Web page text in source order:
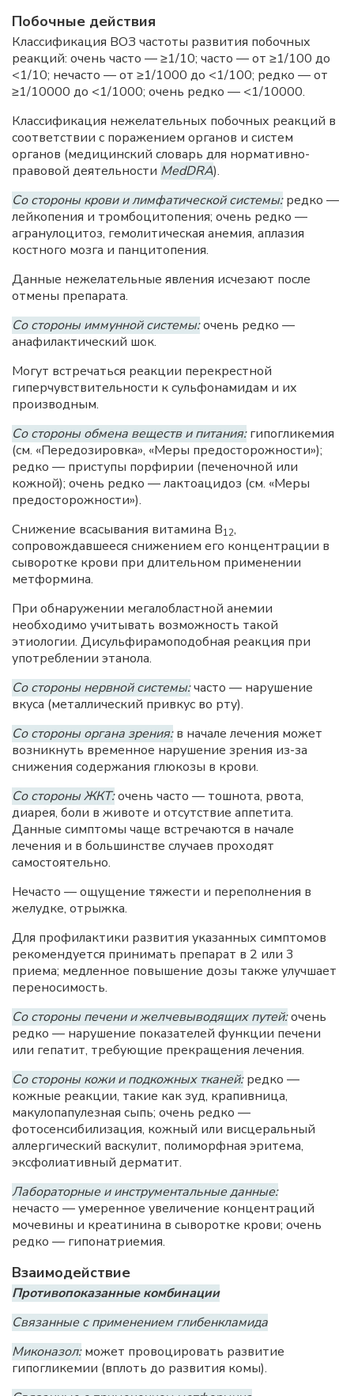
Побочные действия
Классификация ВОЗ частоты развития побочных
реакций: очень часто — ≥1/10; часто — от ≥1/100 до
<1/10; нечасто — от ≥1/1000 до <1/100; редко — от
≥1/10000 до <1/1000; очень редко — <1/10000.
Классификация нежелательных побочных реакций в
соответствии с поражением органов и систем
органов (медицинский словарь для нормативно-
правовой деятельности MedDRA).
Со стороны крови и лимфатической системы:редко —
лейкопения и тромбоцитопения; очень редко —
агранулоцитоз, гемолитическая анемия, аплазия
костного мозга и панцитопения.
Данные нежелательные явления исчезают после
отмены препарата.
Со стороны иммунной системы:очень редко —
анафилактический шок.
Могут встречаться реакции перекрестной
гиперчувствительности к сульфонамидам и их
производным.
Со стороны обмена веществ и питания:гипогликемия
(см. «Передозировка», «Меры предосторожности»);
редко — приступы порфирии (печеночной или
кожной); очень редко — лактоацидоз (см. «Меры
предосторожности»).
Снижение всасывания витамина В12,
сопровождавшееся снижением его концентрации в
сыворотке крови при длительном применении
метформина.
При обнаружении мегалобластной анемии
необходимо учитывать возможность такой
этиологии. Дисульфирамоподобная реакция при
употреблении этанола.
Со стороны нервной системы:часто — нарушение
вкуса (металлический привкус во рту).
Со стороны органа зрения:в начале лечения может
возникнуть временное нарушение зрения из-за
снижения содержания глюкозы в крови.
Со стороны ЖКТ:очень часто — тошнота, рвота,
диарея, боли в животе и отсутствие аппетита.
Данные симптомы чаще встречаются в начале
лечения и в большинстве случаев проходят
самостоятельно.
Нечасто — ощущение тяжести и переполнения в
желудке, отрыжка.
Для профилактики развития указанных симптомов
рекомендуется принимать препарат в 2 или 3
приема; медленное повышение дозы также улучшает
переносимость.
Со стороны печени и желчевыводящих путей:очень
редко — нарушение показателей функции печени
или гепатит, требующие прекращения лечения.
Со стороны кожи и подкожных тканей:редко —
кожные реакции, такие как зуд, крапивница,
макулопапулезная сыпь; очень редко —
фотосенсибилизация, кожный или висцеральный
аллергический васкулит, полиморфная эритема,
эксфолиативный дерматит.
Лабораторные и инструментальные данные:
нечасто — умеренное увеличение концентраций
мочевины и креатинина в сыворотке крови; очень
редко — гипонатриемия.
Взаимодействие
Противопоказанные комбинации
Связанные с применением глибенкламида
Миконазол:может провоцировать развитие
гипогликемии (вплоть до развития комы).